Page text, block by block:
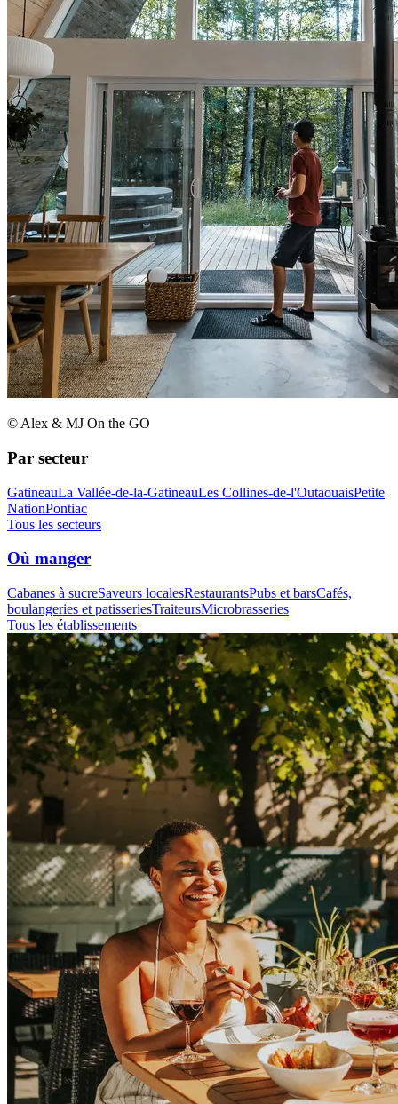
© Alex & MJ On the GO
Par secteur
GatineauLa Vallée-de-la-GatineauLes Collines-de-l'OutaouaisPetite
NationPontiac
Tous les secteurs
Où manger
Cabanes à sucreSaveurs localesRestaurantsPubs et barsCafés,
boulangeries et patisseriesTraiteursMicrobrasseries
Tous les établissements